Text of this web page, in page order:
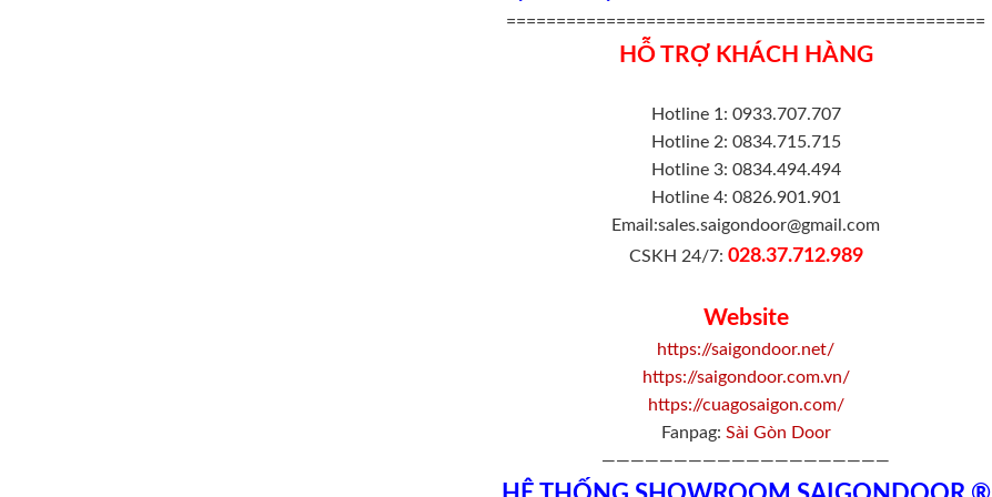
================================================
HỖ TRỢ KHÁCH HÀNG
Hotline 1: 0933.707.707
Hotline 2: 0834.715.715
Hotline 3: 0834.494.494
Hotline 4: 0826.901.901
Email:sales.saigondoor@gmail.com
CSKH 24/7: 028.37.712.989
Website
https://saigondoor.net/
https://saigondoor.com.vn/
https://cuagosaigon.com/
Fanpag: Sài Gòn Door
————————————————————